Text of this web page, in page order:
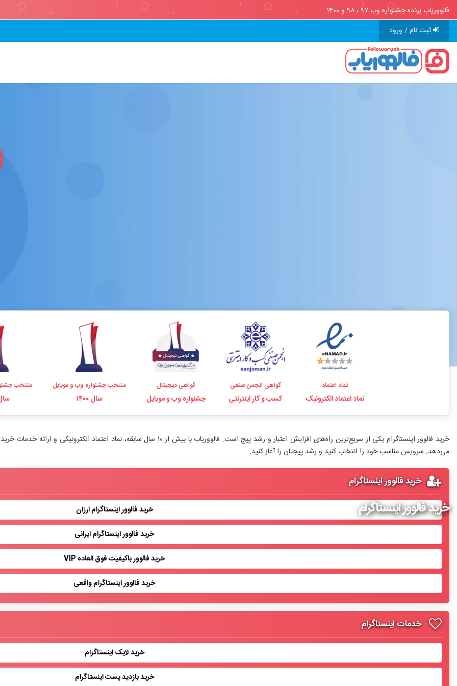
فالووریاب برنده جشنواره وب ۹۷ ، ۹۸ و ۱۴۰۰
ثبت نام / ورود
خرید فالوور اینستاگرام
نماد اعتماد
نماد اعتماد الکترونیک
گواهی انجمن صنفی
کسب و کار اینترنتی
گواهی دیجیتال
جشنواره وب و موبایل
منتخب جشنواره وب و موبایل
سال ۱۴۰۰
منتخب
سال
می‌دهد. سرویس مناسب خود را انتخاب کنید و رشد پیجتان را آغاز کنید.
خرید فالوور اینستاگرام
خرید فالوور اینستاگرام ارزان
خرید فالوور اینستاگرام ایرانی
خرید فالوور باکیفیت فوق العاده VIP
خرید فالوور اینستاگرام واقعی
خدمات اینستاگرام
خرید لایک اینستاگرام
خرید بازدید پست اینستاگرام